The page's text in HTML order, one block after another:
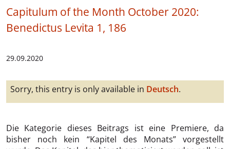
Capitulum of the Month October 2020:
Benedictus Levita 1, 186
29.09.2020
Sorry, this entry is only available in Deutsch.
Die Kategorie dieses Beitrags ist eine Premiere, da
bisher noch kein “Kapitel des Monats” vorgestellt